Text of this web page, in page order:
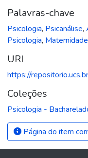
Palavras-chave
Psicologia, Psicanálise,
Psicologia, Maternidade
URI
https://
Coleções
Psicologia -
Página do item